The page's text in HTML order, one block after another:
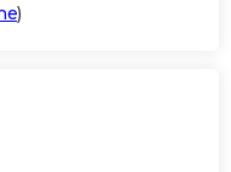
)